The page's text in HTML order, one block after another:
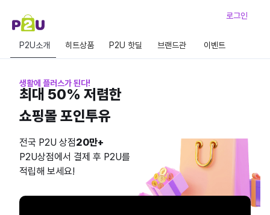
로그인
P2U소개 히트상품 P2U 핫딜 브랜드관 이벤트